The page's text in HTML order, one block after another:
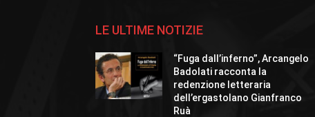
LE ULTIME NOTIZIE
“Fuga dall’inferno”, Arcangelo
Badolati racconta la
redenzione letteraria
dell’ergastolano Gianfranco
Ruà